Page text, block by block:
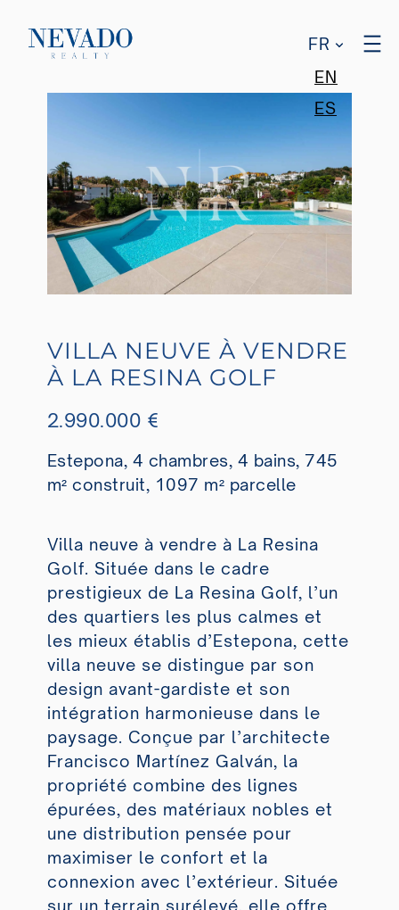
FR
EN
ES
VILLA NEUVE À VENDRE
À LA RESINA GOLF
2.990.000 €
Estepona, 4 chambres, 4 bains, 745
m² construit, 1097 m² parcelle
Villa neuve à vendre à La Resina
Golf. Située dans le cadre
prestigieux de La Resina Golf, l’un
des quartiers les plus calmes et
les mieux établis d’Estepona, cette
villa neuve se distingue par son
design avant-gardiste et son
intégration harmonieuse dans le
paysage. Conçue par l’architecte
Francisco Martínez Galván, la
propriété combine des lignes
épurées, des matériaux nobles et
une distribution pensée pour
maximiser le confort et la
connexion avec l’extérieur. Située
sur un terrain surélevé, elle offre